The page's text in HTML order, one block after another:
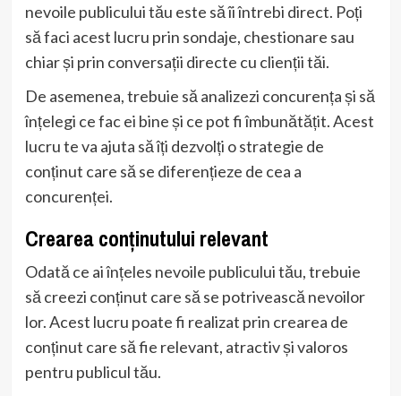
nevoile publicului tău este să îi întrebi direct. Poți
să faci acest lucru prin sondaje, chestionare sau
chiar și prin conversații directe cu clienții tăi.
De asemenea, trebuie să analizezi concurența și să
înțelegi ce fac ei bine și ce pot fi îmbunătățit. Acest
lucru te va ajuta să îți dezvolți o strategie de
conținut care să se diferențieze de cea a
concurenței.
Crearea conținutului relevant
Odată ce ai înțeles nevoile publicului tău, trebuie
să creezi conținut care să se potrivească nevoilor
lor. Acest lucru poate fi realizat prin crearea de
conținut care să fie relevant, atractiv și valoros
pentru publicul tău.